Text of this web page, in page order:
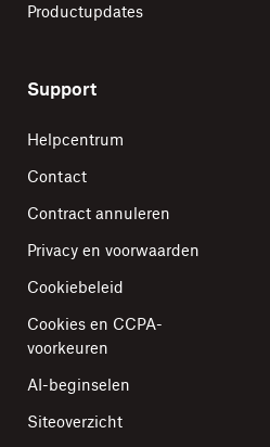
Productupdates
Support
Helpcentrum
Contact
Contract annuleren
Privacy en voorwaarden
Cookiebeleid
Cookies en CCPA-
voorkeuren
AI-beginselen
Siteoverzicht